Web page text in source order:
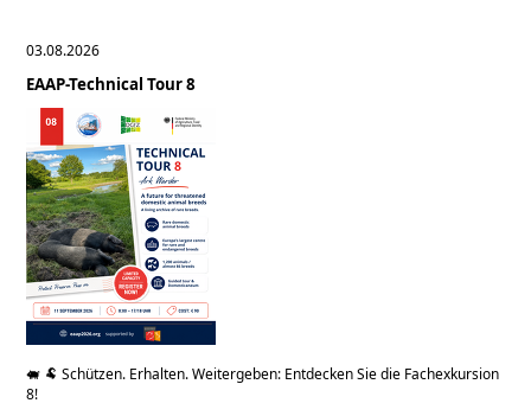
03.08.2026
EAAP-Technical Tour 8
🐖 🐏 Schützen. Erhalten. Weitergeben: Entdecken Sie die Fachexkursion
8!